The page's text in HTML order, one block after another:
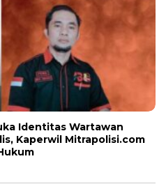
Identitas Wartawan
Kaperwil Mitrapolisi.com